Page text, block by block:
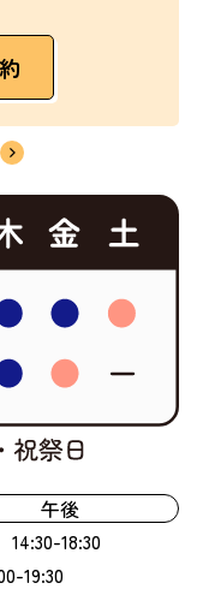
午後
14:30-18:30
19:30